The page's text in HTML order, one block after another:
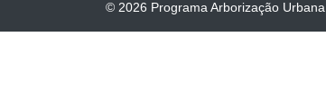
© 2026 Programa Arborização Urbana